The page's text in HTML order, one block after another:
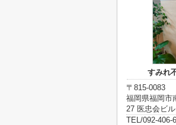
すみれ
〒815-0083
福岡県福岡市
27 医忠会ビ
TEL/092-406-